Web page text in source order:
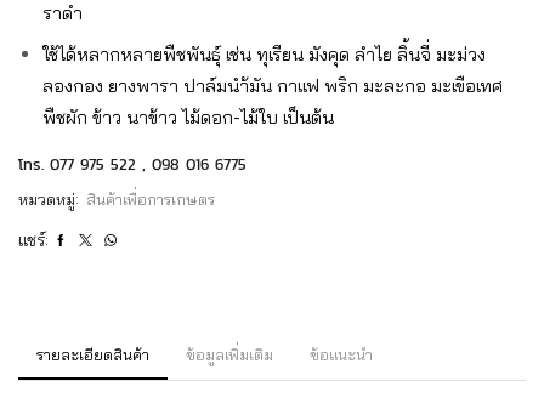
ราดำ
ใช้ได้หลากหลายพืชพันธุ์ เช่น ทุเรียน มังคุด ลำไย ลิ้นจี่ มะม่วง
ลองกอง ยางพารา ปาล์มนำ้มัน กาแฟ พริก มะละกอ มะเขือเทศ
พืชผัก ข้าว นาข้าว ไม้ดอก-ไม้ใบ เป็นต้น
โทร. 077 975 522 , 098 016 6775
หมวดหมู่: สินค้าเพื่อการเกษตร
แชร์:
รายละเอียดสินค้า ข้อมูลเพิ่มเติม ข้อแนะนำ